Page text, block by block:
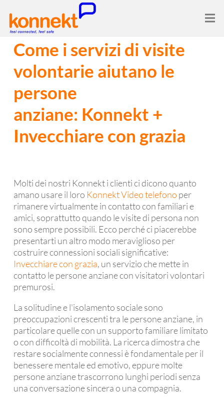
Come i servizi di visite
volontarie aiutano le
persone
anziane: Konnekt +
Invecchiare con grazia
Molti dei nostri Konnekt i clienti ci dicono quanto
amano usare il loro Konnekt Video telefono per
rimanere virtualmente in contatto con familiari e
amici, soprattutto quando le visite di persona non
sono sempre possibili. Ecco perché ci piacerebbe
presentarti un altro modo meraviglioso per
costruire connessioni sociali significative:
Invecchiare con grazia, un servizio che mette in
contatto le persone anziane con visitatori volontari
premurosi.
La solitudine e l'isolamento sociale sono
preoccupazioni crescenti tra le persone anziane, in
particolare quelle con un supporto familiare limitato
o con difficoltà di mobilità. La ricerca dimostra che
restare socialmente connessi è fondamentale per il
benessere mentale ed emotivo, eppure molte
persone anziane trascorrono lunghi periodi senza
una conversazione sincera o una compagnia.